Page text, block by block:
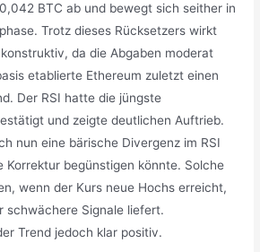
BTC ab und bewegt sich seither in
Trotz dieses Rücksetzers wirkt
da die Abgaben moderat
etablierte Ethereum zuletzt einen
Der RSI hatte die jüngste
und zeigte deutlichen Auftrieb.
nun eine bärische Divergenz im RSI
Korrektur begünstigen könnte. Solche
wenn der Kurs neue Hochs erreicht,
schwächere Signale liefert.
Trend jedoch klar positiv.